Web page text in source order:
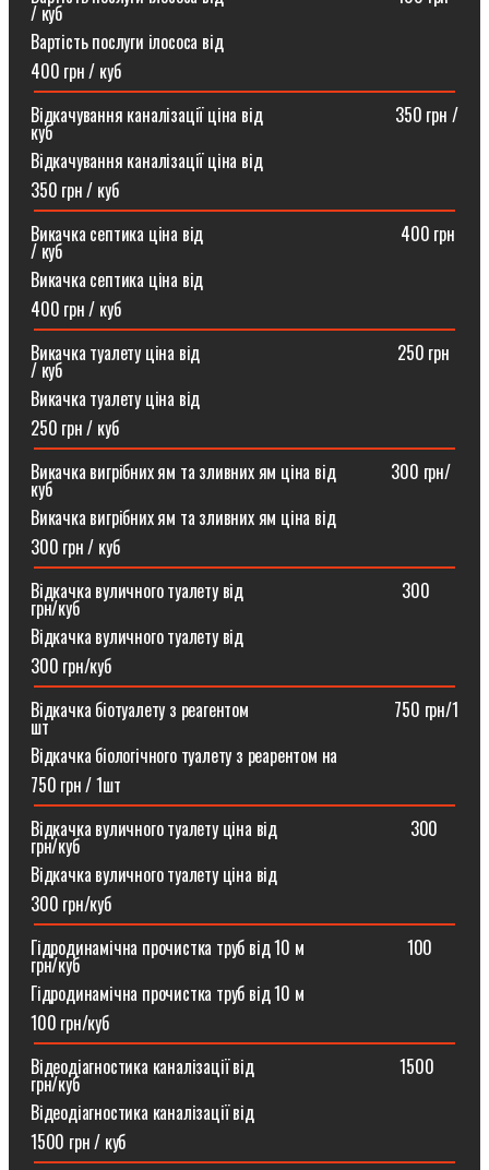
/ куб
Вартість послуги ілососа від
400 грн / куб
Відкачування каналізації ціна від ⠀⠀⠀⠀⠀⠀⠀⠀⠀⠀350 грн /
куб
Відкачування каналізації ціна від
350 грн / куб
Викачка септика ціна від ⠀⠀⠀⠀⠀⠀⠀⠀⠀⠀⠀⠀⠀⠀⠀400 грн
/ куб
Викачка септика ціна від
400 грн / куб
Викачка туалету ціна від ⠀⠀⠀⠀⠀⠀⠀⠀⠀⠀⠀⠀⠀⠀⠀250 грн
/ куб⠀
Викачка туалету ціна від
250 грн / куб
Викачка вигрібних ям та зливних ям ціна від ⠀⠀⠀⠀300 грн/
куб
Викачка вигрібних ям та зливних ям ціна від
300 грн / куб
Відкачка вуличного туалету від ⠀⠀⠀⠀⠀⠀⠀⠀⠀⠀⠀⠀300
грн/куб
Відкачка вуличного туалету від
300 грн/куб
Відкачка біотуалету з реагентом ⠀⠀⠀⠀⠀⠀⠀⠀⠀⠀⠀750 грн/1
шт
Відкачка біологічного туалету з реарентом на
750 грн / 1шт
Відкачка вуличного туалету ціна від ⠀⠀⠀⠀⠀⠀⠀⠀⠀⠀300
грн/куб
Відкачка вуличного туалету ціна від
300 грн/куб
Гідродинамічна прочистка труб від 10 м⠀⠀⠀⠀⠀⠀⠀⠀100
грн/куб
Гідродинамічна прочистка труб від 10 м
100 грн/куб
Відеодіагностика каналізації від ⠀⠀⠀⠀⠀⠀⠀⠀⠀⠀⠀1500
грн/куб
Відеодіагностика каналізації від
1500 грн / куб